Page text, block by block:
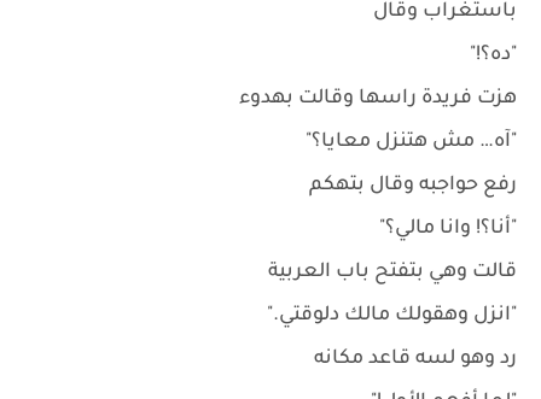
باستغراب وقال
"ده؟!"
هزت فريدة راسها وقالت بهدوء
"آه… مش هتنزل معايا؟"
رفع حواجبه وقال بتهكم
"أنا؟! وانا مالي؟"
قالت وهي بتفتح باب العربية
"انزل وهقولك مالك دلوقتي."
رد وهو لسه قاعد مكانه